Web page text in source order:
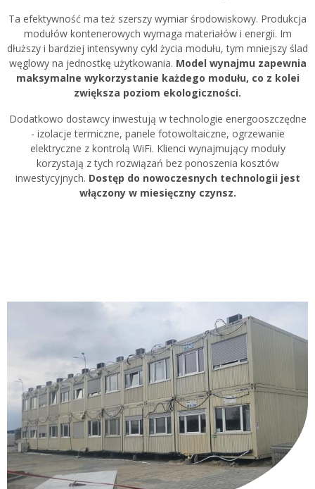
Ta efektywność ma też szerszy wymiar środowiskowy. Produkcja
modułów kontenerowych wymaga materiałów i energii. Im
dłuższy i bardziej intensywny cykl życia modułu, tym mniejszy ślad
węglowy na jednostkę użytkowania. Model wynajmu zapewnia
maksymalne wykorzystanie każdego modułu, co z kolei
zwiększa poziom ekologiczności.
Dodatkowo dostawcy inwestują w technologie energooszczędne
- izolacje termiczne, panele fotowoltaiczne, ogrzewanie
elektryczne z kontrolą WiFi. Klienci wynajmujący moduły
korzystają z tych rozwiązań bez ponoszenia kosztów
inwestycyjnych. Dostęp do nowoczesnych technologii jest
włączony w miesięczny czynsz.